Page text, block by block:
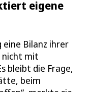
eigene
eine Bilanz ihrer
nicht mit
bleibt die Frage,
beim